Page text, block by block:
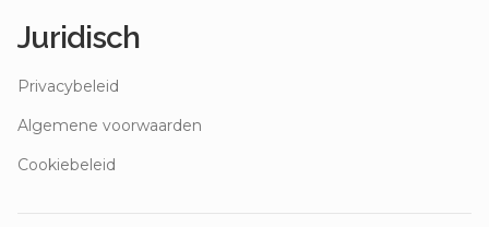
Juridisch
Privacybeleid
Algemene voorwaarden
Cookiebeleid